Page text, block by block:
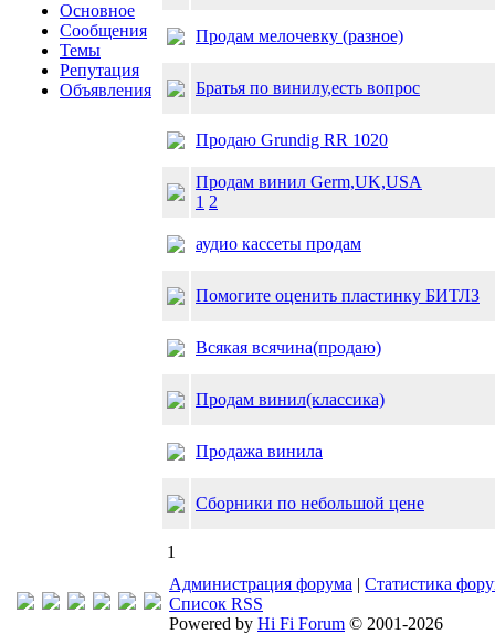
Основное
Сообщения
Темы
Репутация
Объявления
Продам мелочевку (разное)
Братья по винилу,есть вопрос
Продаю Grundig RR 1020
Продам винил Germ,UK,USA
1 2
аудио кассеты продам
Помогите оценить пластинку БИТЛЗ
Всякая всячина(продаю)
Продам винил(классика)
Продажа винила
Cборники по небольшой цене
1
Администрация форума | Статистика
Список RSS
Powered by Hi Fi Forum © 2001-2026